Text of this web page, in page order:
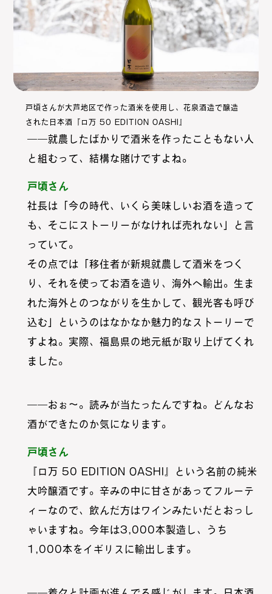
戸頃さんが大芦地区で作った酒米を使用し、花泉酒造で醸造
された日本酒『ロ万 50 EDITION OASHI』
――就農したばかりで酒米を作ったこともない人
と組むって、結構な賭けですよね。
戸頃さん
社長は「今の時代、いくら美味しいお酒を造って
も、そこにストーリーがなければ売れない」と言
っていて。
その点では「移住者が新規就農して酒米をつく
り、それを使ってお酒を造り、海外へ輸出。生ま
れた海外とのつながりを生かして、観光客も呼び
込む」というのはなかなか魅力的なストーリーで
すよね。実際、福島県の地元紙が取り上げてくれ
ました。
――おぉ〜。読みが当たったんですね。どんなお
酒ができたのか気になります。
戸頃さん
『ロ万 50 EDITION OASHI』という名前の純米
大吟醸酒です。辛みの中に甘さがあってフルーテ
ィーなので、飲んだ方はワインみたいだとおっし
ゃいますね。今年は3,000本製造し、うち
1,000本をイギリスに輸出します。